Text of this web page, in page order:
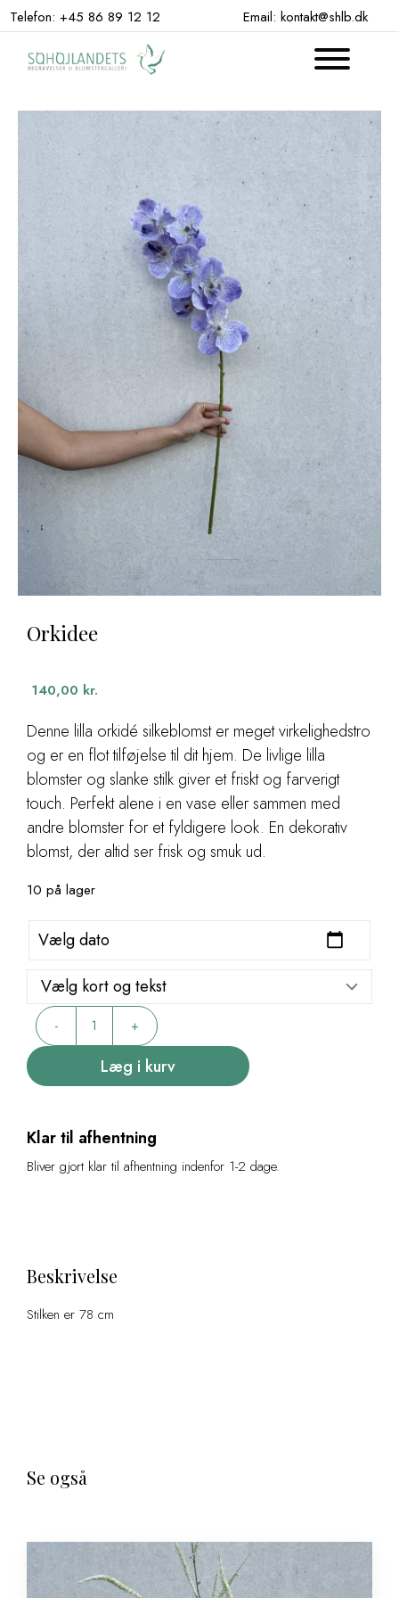
Hop
til Telefon: +45 86 89 12 12 Email: kontakt@shlb.dk
Orkidee
140,00 kr.
Denne lilla orkidé silkeblomst er meget virkelighedstro
og er en flot tilføjelse til dit hjem. De livlige lilla
blomster og slanke stilk giver et friskt og farverigt
touch. Perfekt alene i en vase eller sammen med
andre blomster for et fyldigere look. En dekorativ
blomst, der altid ser frisk og smuk ud.
10 på lager
-
antal
+
Læg i kurv
Klar til afhentning
Bliver gjort klar til afhentning indenfor 1-2 dage.
Beskrivelse
Stilken er 78 cm
Se også